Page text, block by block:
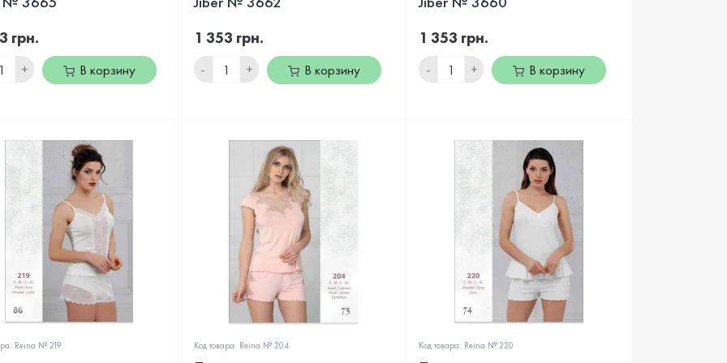
грн.
+ В корзину
1 353 грн.
- + В корзину
1 353 грн.
- + В корзину
Reina № 219 Код товара: Reina № 204 Код товара: Reina № 220